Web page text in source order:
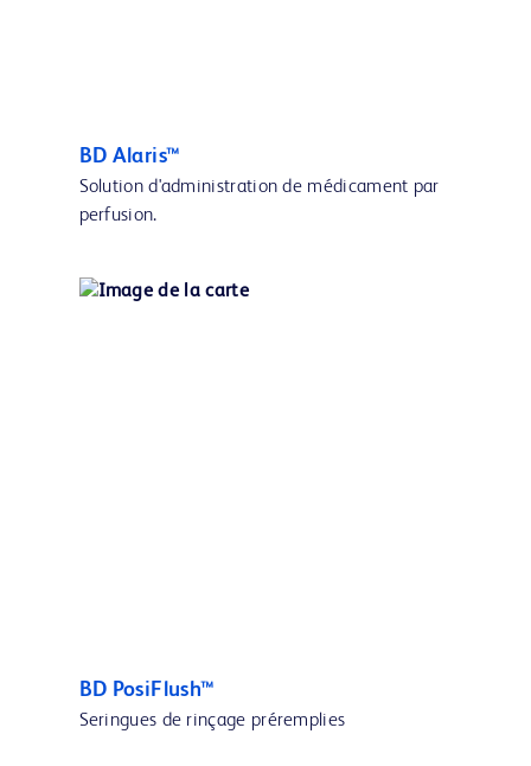
BD Alaris™
Solution d'administration de médicament par
perfusion.
BD PosiFlush™
Seringues de rinçage préremplies